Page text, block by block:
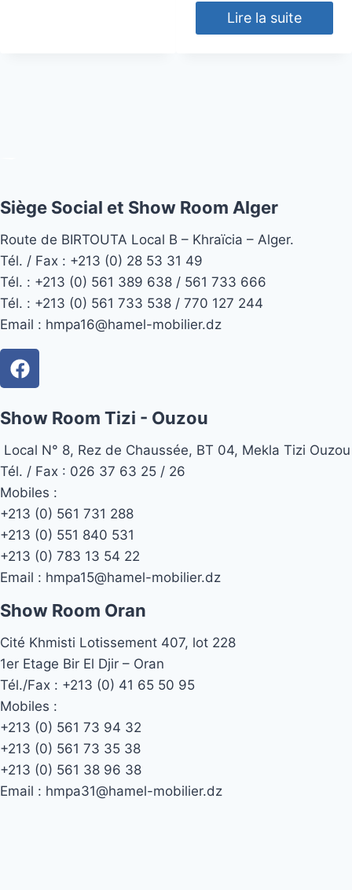
Lire la suite
Siège Social et Show Room Alger
Route de BIRTOUTA Local B – Khraïcia – Alger.
Tél. / Fax : +213 (0) 28 53 31 49
Tél. : +213 (0) 561 389 638 / 561 733 666
Tél. : +213 (0) 561 733 538 / 770 127 244
Email : hmpa16@hamel-mobilier.dz
Show Room Tizi - Ouzou
Local N° 8, Rez de Chaussée, BT 04, Mekla Tizi Ouzou
Tél. / Fax : 026 37 63 25 / 26
Mobiles :
+213 (0) 561 731 288
+213 (0) 551 840 531
+213 (0) 783 13 54 22
Email : hmpa15@hamel-mobilier.dz
Show Room Oran
Cité Khmisti Lotissement 407, lot 228
1er Etage Bir El Djir – Oran
Tél./Fax : +213 (0) 41 65 50 95
Mobiles :
+213 (0) 561 73 94 32
+213 (0) 561 73 35 38
+213 (0) 561 38 96 38
Email : hmpa31@hamel-mobilier.dz